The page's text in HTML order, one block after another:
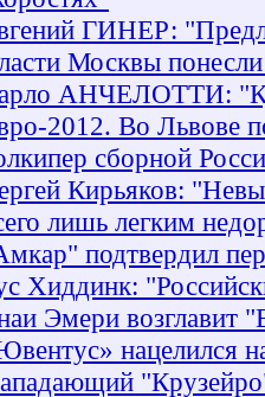
ГИНЕР:
Москвы
АНЧЕЛОТТИ:
2012. Во Львове
сборной
Кирьяков:
лишь легким
подтвердил
Хиддинк:
Эмери возглавит
нацелился